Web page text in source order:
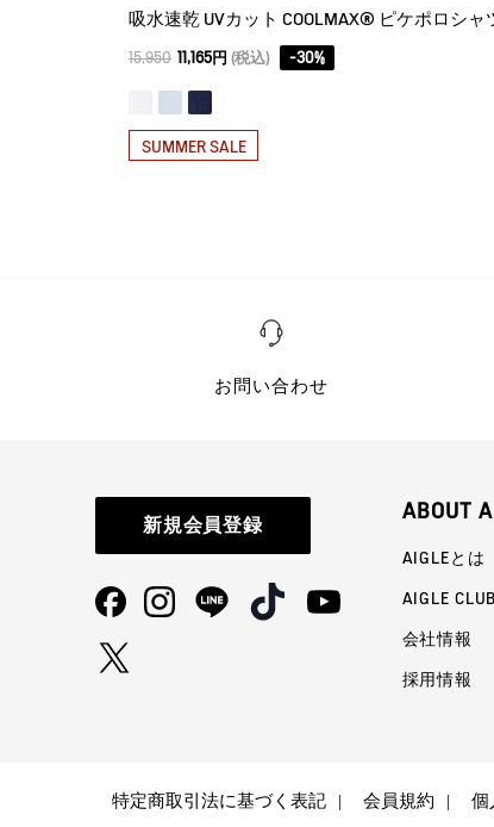
吸水速乾 UVカット COOLMAX® ピケポロシャ
15,950 11,165円 (税込) -30%
SUMMER SALE
お問い合わせ
新規会員登録
ABOUT
AIGLEとは
AIGLE
会社情報
採用情報
特定商取引法に基づく表記 会員規約 個